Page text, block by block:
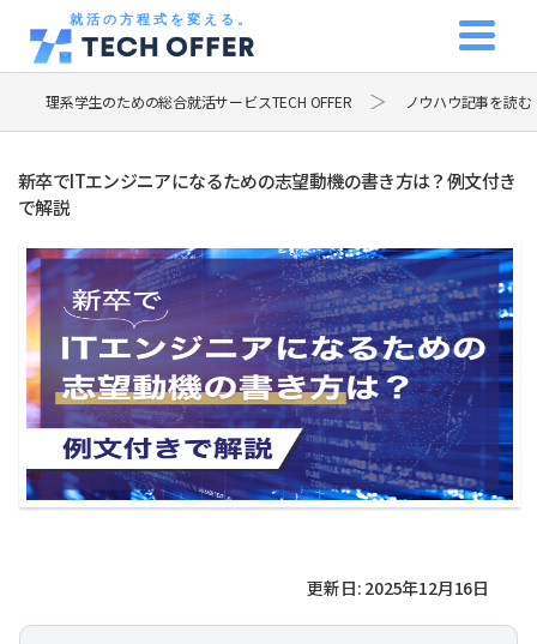
就活の方程式を変える。
理系学生のための総合就活サービスTECH OFFER ノウハウ記事を読む
新卒でITエンジニアになるための志望動機の書き方は？例文付き
で解説
更新日: 2025年12月16日